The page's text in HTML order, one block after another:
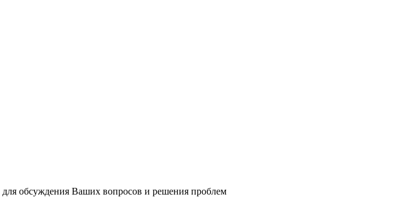
для обсуждения Ваших вопросов и решения проблем